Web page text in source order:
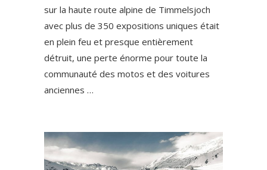
sur la haute route alpine de Timmelsjoch
avec plus de 350 expositions uniques était
en plein feu et presque entièrement
détruit, une perte énorme pour toute la
communauté des motos et des voitures
anciennes …